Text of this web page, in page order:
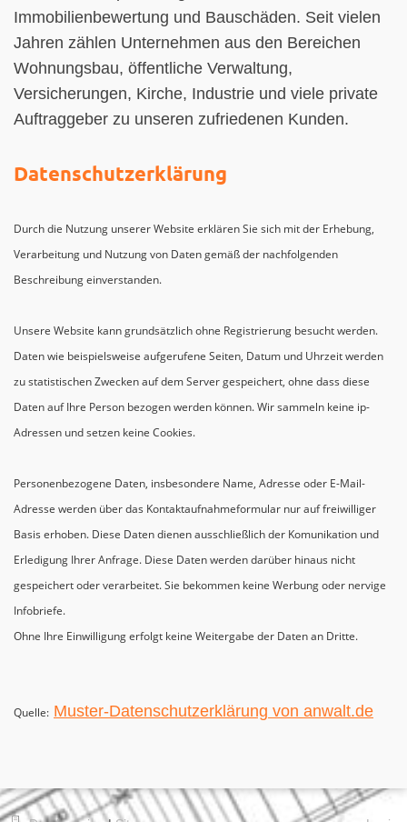
Immobilienbewertung und Bauschäden. Seit vielen
Jahren zählen Unternehmen aus den Bereichen
Wohnungsbau, öffentliche Verwaltung,
Versicherungen, Kirche, Industrie und viele private
Auftraggeber zu unseren zufriedenen Kunden.
Datenschutzerklärung
Durch die Nutzung unserer Website erklären Sie sich mit der Erhebung,
Verarbeitung und Nutzung von Daten gemäß der nachfolgenden
Beschreibung einverstanden.
Unsere Website kann grundsätzlich ohne Registrierung besucht werden.
Daten wie beispielsweise aufgerufene Seiten, Datum und Uhrzeit werden
zu statistischen Zwecken auf dem Server gespeichert, ohne dass diese
Daten auf Ihre Person bezogen werden können. Wir sammeln keine ip-
Adressen und setzen keine Cookies.
Personenbezogene Daten, insbesondere Name, Adresse oder E-Mail-
Adresse werden über das Kontaktaufnahmeformular nur auf freiwilliger
Basis erhoben. Diese Daten dienen ausschließlich der Komunikation und
Erledigung Ihrer Anfrage. Diese Daten werden darüber hinaus nicht
gespeichert oder verarbeitet. Sie bekommen keine Werbung oder nervige
Infobriefe.
Ohne Ihre Einwilligung erfolgt keine Weitergabe der Daten an Dritte.
Quelle: Muster-Datenschutzerklärung von anwalt.de